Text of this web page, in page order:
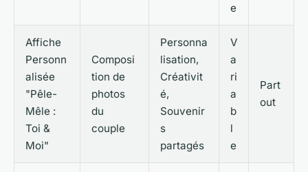
e
Affiche
Personn
alisée
"Pêle-
Mêle :
Toi &
Moi"
Composi
tion de
photos
du
couple
Personna
lisation,
Créativit
é,
Souvenir
s
partagés
V
a
ri
a
b
l
e
Part
out